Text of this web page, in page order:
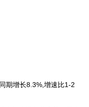
期增长8.3%,增速比1-2